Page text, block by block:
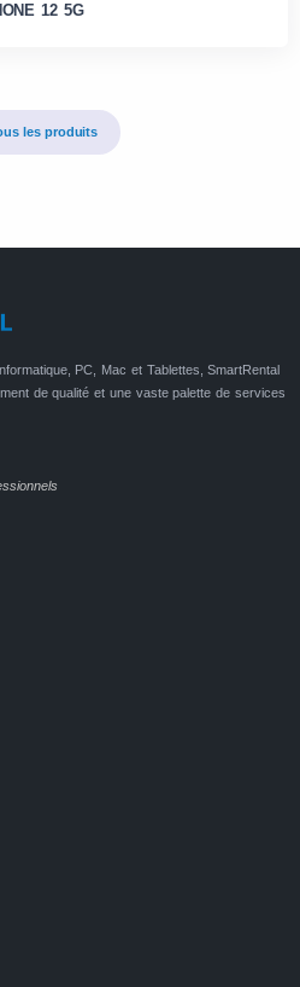
12 5G
les produits
PC, Mac et Tablettes, SmartRental
de qualité et une vaste palette de services